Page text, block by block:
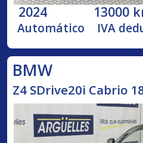
2024 13000
Automático IVA
BMW
Z4 SDrive20i Cabrio